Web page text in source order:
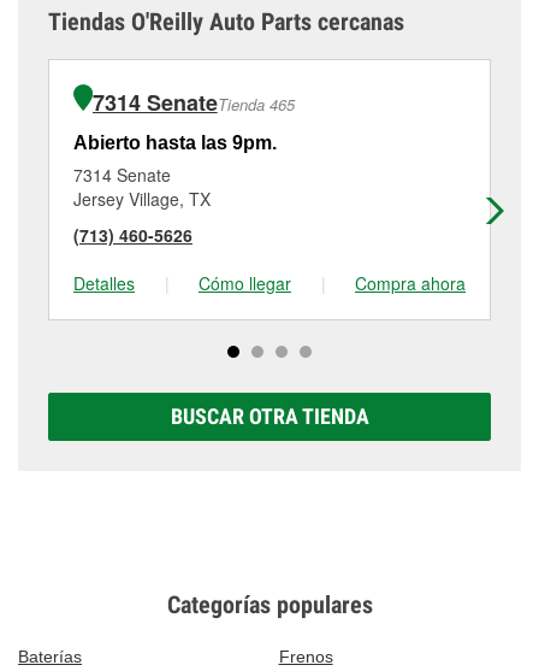
Tiendas O'Reilly Auto Parts cercanas
7314 SenateTienda 465
Abierto hasta las 9pm.
7314 Senate
Jersey Village, TX
(713) 460-5626
Detalles
| Cómo llegar | Compra ahora
BUSCAR OTRA TIENDA
Categorías populares
Baterías
Frenos